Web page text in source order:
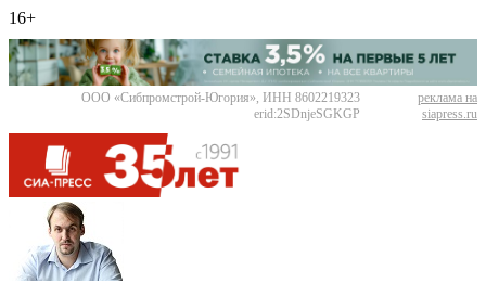
16+
ООО «Сибпромстрой-Югория», ИНН 8602219323
erid:2SDnjeSGKGP
реклама на
siapress.ru